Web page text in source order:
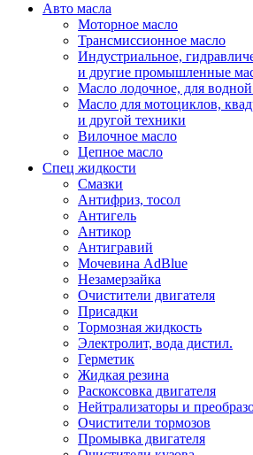
Авто масла
Моторное масло
Трансмиссионное масло
Индустриальное,
и другие промышленные
Масло лодочное, для
Масло для мотоциклов,
и другой техники
Вилочное масло
Цепное масло
Спец жидкости
Смазки
Антифриз, тосол
Антигель
Антикор
Антигравий
Мочевина AdBlue
Незамерзайка
Очистители двигателя
Присадки
Тормозная жидкость
Электролит, вода дистил.
Герметик
Жидкая резина
Раскоксовка двигателя
Нейтрализаторы и
Очистители тормозов
Промывка двигателя